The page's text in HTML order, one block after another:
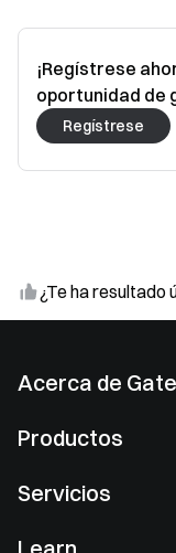
¡Regístrese
oportunidad de
Regístrese
¿Te ha resultado
Acerca de Gate
Sala de prensa
Productos
Servicios